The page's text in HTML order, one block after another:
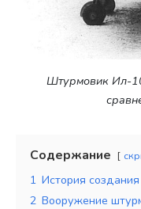
Штурмовик Ил-
Содержание
1 История
2 Вооружение